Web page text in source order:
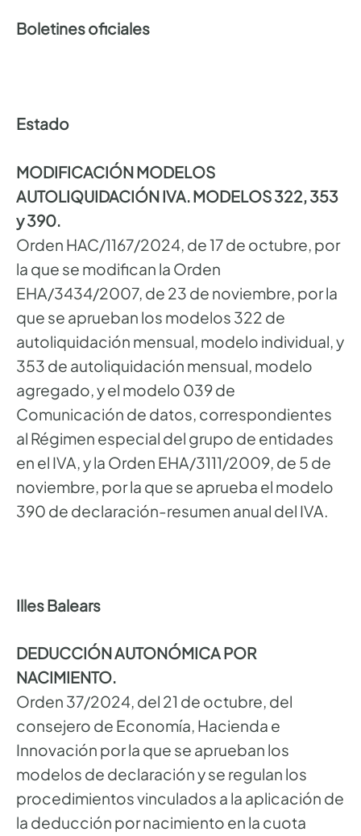
Boletines oficiales
Estado
MODIFICACIÓN MODELOS
AUTOLIQUIDACIÓN IVA. MODELOS 322, 353
y 390.
Orden HAC/1167/2024, de 17 de octubre, por
la que se modifican la Orden
EHA/3434/2007, de 23 de noviembre, por la
que se aprueban los modelos 322 de
autoliquidación mensual, modelo individual, y
353 de autoliquidación mensual, modelo
agregado, y el modelo 039 de
Comunicación de datos, correspondientes
al Régimen especial del grupo de entidades
en el IVA, y la Orden EHA/3111/2009, de 5 de
noviembre, por la que se aprueba el modelo
390 de declaración-resumen anual del IVA.
Illes Balears
DEDUCCIÓN AUTONÓMICA POR
NACIMIENTO.
Orden 37/2024, del 21 de octubre, del
consejero de Economía, Hacienda e
Innovación por la que se aprueban los
modelos de declaración y se regulan los
procedimientos vinculados a la aplicación de
la deducción por nacimiento en la cuota